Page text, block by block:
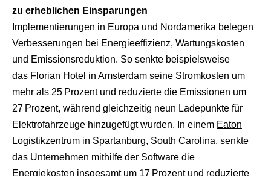
zu erheblichen Einsparungen
Implementierungen in Europa und Nordamerika belegen
Verbesserungen bei Energieeffizienz, Wartungskosten
und Emissionsreduktion. So senkte beispielsweise
das Florian Hotel in Amsterdam seine Stromkosten um
mehr als 25 Prozent und reduzierte die Emissionen um
27 Prozent, während gleichzeitig neun Ladepunkte für
Elektrofahrzeuge hinzugefügt wurden. In einem Eaton
Logistikzentrum in Spartanburg, South Carolina, senkte
das Unternehmen mithilfe der Software die
Energiekosten insgesamt um 17 Prozent und reduzierte